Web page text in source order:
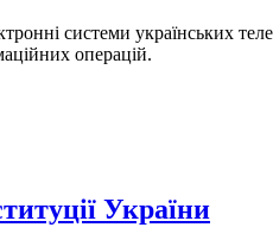
системи українських
операцій.
України